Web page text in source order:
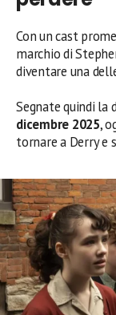
Con un cast
marchio di
diventare una
Segnate quindi la
dicembre 2025,
tornare a Derry e